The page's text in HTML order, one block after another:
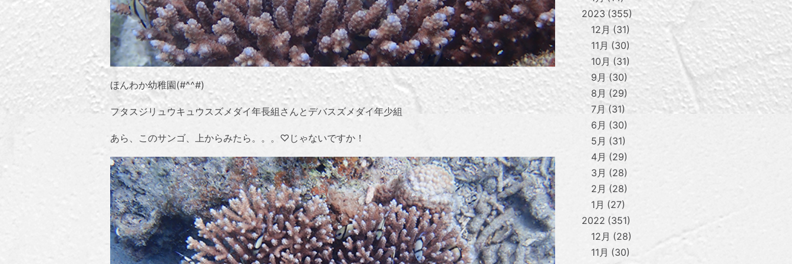
ほんわか幼稚園(#^^#)
フタスジリュウキュウスズメダイ年長組さんとデバスズメダイ年少組
あら、このサンゴ、上からみたら。。。♡じゃないですか！
2023 355
12月
31
11月
30
10月
31
9月
30
8月
29
7月
31
6月
30
5月
31
4月
29
3月
28
2月
28
1月
27
2022 351
12月
28
11月
30